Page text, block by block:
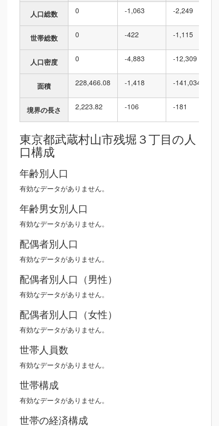
人口総数 0 -1,063 -2,249
世帯総数 0 -422 -1,115
人口密度 0 -4,883 -12,309
面積 228,466.08 -1,418 -141,034
境界の長さ 2,223.82 -106 -181
東京都武蔵村山市残堀３丁目の人
口構成
年齢別人口
有効なデータがありません。
年齢男女別人口
有効なデータがありません。
配偶者別人口
有効なデータがありません。
配偶者別人口（男性）
有効なデータがありません。
配偶者別人口（女性）
有効なデータがありません。
世帯人員数
有効なデータがありません。
世帯構成
有効なデータがありません。
世帯の経済構成